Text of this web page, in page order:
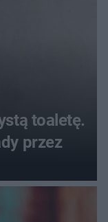
toaletę.
przez